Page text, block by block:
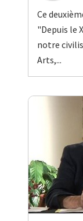
Ce
"Depuis le
notre
Arts,...